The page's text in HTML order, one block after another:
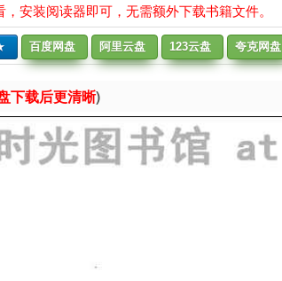
安装阅读器即可，无需额外下载书籍文件。
百度网盘 阿里云盘 123云盘 夸克网盘
下载后更清晰)